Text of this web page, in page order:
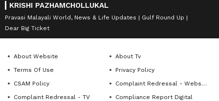
KRISHI PAZHAMCHOLLUKAL
Pravasi Malayali World, News & Life Updates
Gulf Round Up
Dear Big Ticket
About Website
About Tv
Terms Of Use
Privacy Policy
CSAM Policy
Complaint Redressal - Website
Complaint Redressal - TV
Compliance Report Digital